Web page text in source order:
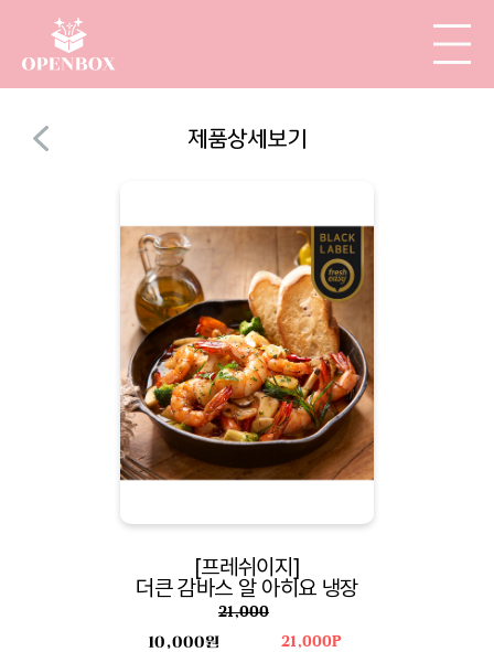
제품상세보기
[프레쉬이지]
더큰 감바스 알 아히요 냉장
21,000
10,000원 21,000P